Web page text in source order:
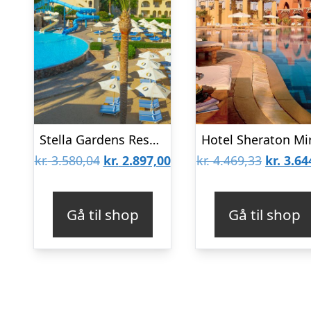
Stella Gardens Resort & Spa
kr.3.580,04 Den
kr. 3.580,04.
kr. 2.897,00Den
kr. 2.897,00.
Gå til shop
kr.4.469,33 Den
kr.
kr.
Gå til shop